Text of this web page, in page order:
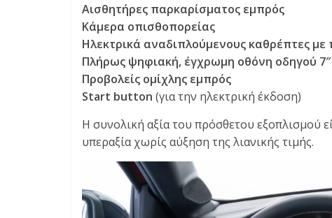
Αισθητήρες παρκαρίσματος εμπρός
Κάμερα οπισθοπορείας
Ηλεκτρικά αναδιπλούμενους καθρέπτες
Πλήρως ψηφιακή, έγχρωμη οθόνη οδηγού 7″
Προβολείς ομίχλης εμπρός
Start button (για την ηλεκτρική έκδοση)
Η συνολική αξία του πρόσθετου εξοπλισμού
υπεραξία χωρίς αύξηση της λιανικής τιμής.